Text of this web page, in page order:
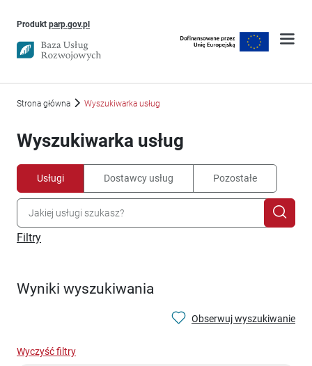
Produkt parp.gov.plUwaga, link otworzy się w nowym oknie
Strona główna Wyszukiwarka usług
Wyszukiwarka usług
Usługi Dostawcy usług Pozostałe
Filtry
Wyniki wyszukiwania
Obserwuj wyszukiwanie
Wyczyść filtry